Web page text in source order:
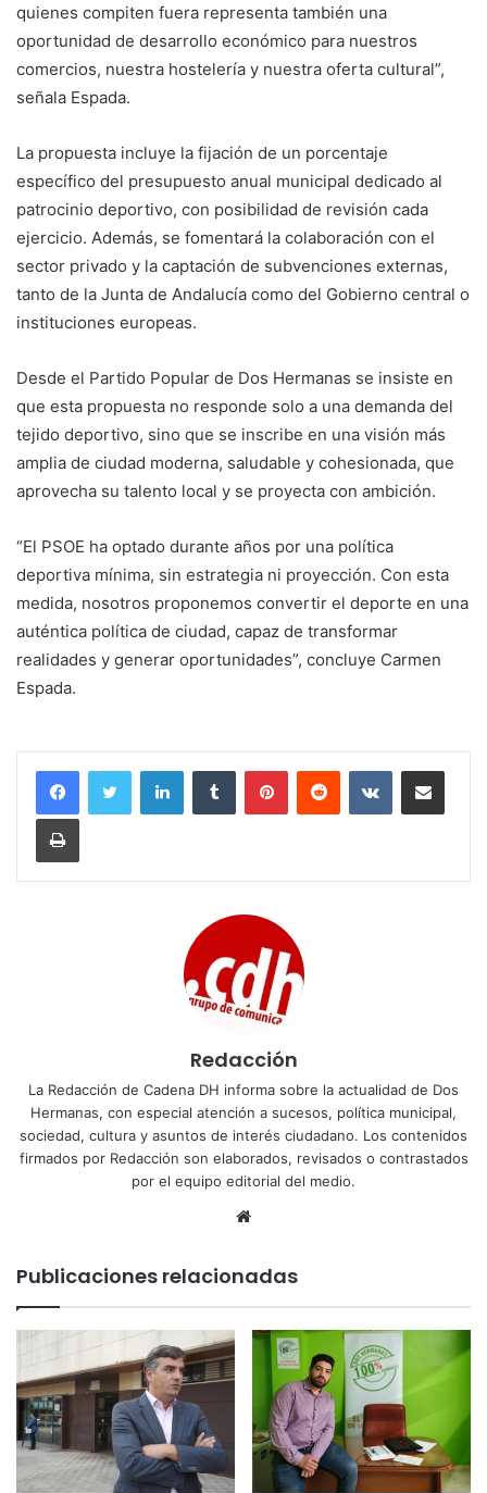
quienes compiten fuera representa también una
oportunidad de desarrollo económico para nuestros
comercios, nuestra hostelería y nuestra oferta cultural”,
señala Espada.
La propuesta incluye la fijación de un porcentaje
específico del presupuesto anual municipal dedicado al
patrocinio deportivo, con posibilidad de revisión cada
ejercicio. Además, se fomentará la colaboración con el
sector privado y la captación de subvenciones externas,
tanto de la Junta de Andalucía como del Gobierno central o
instituciones europeas.
Desde el Partido Popular de Dos Hermanas se insiste en
que esta propuesta no responde solo a una demanda del
tejido deportivo, sino que se inscribe en una visión más
amplia de ciudad moderna, saludable y cohesionada, que
aprovecha su talento local y se proyecta con ambición.
“El PSOE ha optado durante años por una política
deportiva mínima, sin estrategia ni proyección. Con esta
medida, nosotros proponemos convertir el deporte en una
auténtica política de ciudad, capaz de transformar
realidades y generar oportunidades”, concluye Carmen
Espada.
LinkedInTumblr PinterestReddit VKontakteCompartir por
Imprimir
Redacción
La Redacción de Cadena DH informa sobre la actualidad de Dos
Hermanas, con especial atención a sucesos, política municipal,
sociedad, cultura y asuntos de interés ciudadano. Los contenidos
firmados por Redacción son elaborados, revisados o contrastados
por el equipo editorial del medio.
Sitio
Publicaciones relacionadas